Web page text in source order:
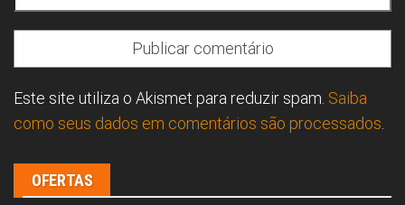
Este site utiliza o Akismet para reduzir spam. Saiba
como seus dados em comentários são processados
OFERTAS